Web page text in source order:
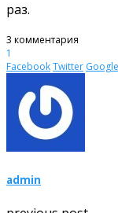
раз.
3 комментария
1
FacebookTwitter
admin